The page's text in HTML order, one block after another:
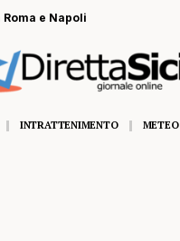
e Napoli
INTRATTENIMENTO METEO